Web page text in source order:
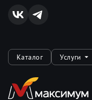
Каталог Услуги